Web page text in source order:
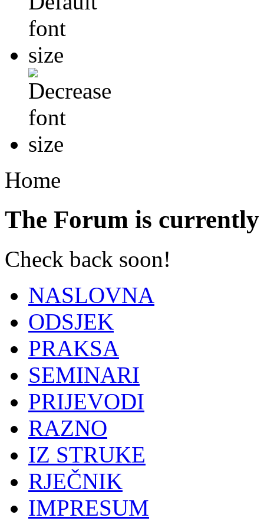
Home
The Forum is
Check back soon!
NASLOVNA
ODSJEK
PRAKSA
SEMINARI
PRIJEVODI
RAZNO
IZ STRUKE
RJEČNIK
IMPRESUM